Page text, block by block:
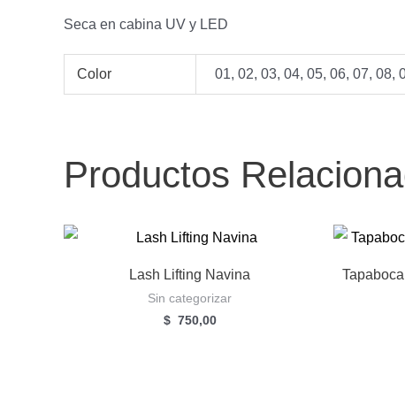
Seca en cabina UV y LED
Color 01, 02, 03, 04, 05, 06, 07, 08,
Productos
Lash Lifting Navina
Sin categorizar
$ 750,00